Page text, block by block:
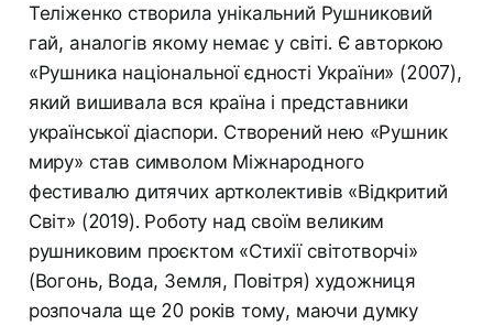
Теліженко створила унікальний Рушниковий
гай, аналогів якому немає у світі. Є авторкою
«Рушника національної єдності України» (2007),
який вишивала вся країна і представники
української діаспори. Створений нею «Рушник
миру» став символом Міжнародного
фестивалю дитячих артколективів «Відкритий
Світ» (2019). Роботу над своїм великим
рушниковим проєктом «Стихії світотворчі»
(Вогонь, Вода, Земля, Повітря) художниця
розпочала ще 20 років тому, маючи думку